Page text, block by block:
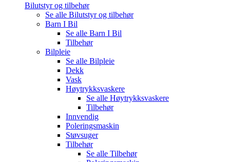
Bilutstyr og tilbehør
Se alle Bilutstyr og tilbehør
Barn I Bil
Se alle Barn I Bil
Tilbehør
Bilpleie
Se alle Bilpleie
Dekk
Vask
Høytrykksvaskere
Se alle Høytrykksvaskere
Tilbehør
Innvendig
Poleringsmaskin
Støvsuger
Tilbehør
Se alle Tilbehør